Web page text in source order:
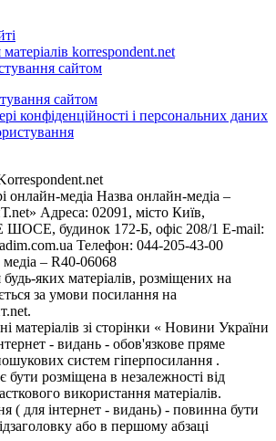
korrespondent.net
сайтом
сайтом
конфіденційності і персональних даних
онлайн-медіа Назва онлайн-медіа –
Адреса: 02091, місто Київ,
будинок 172-Б, офіс 208/1 E-mail:
Телефон: 044-205-43-00
медіа – R40-06068
яких матеріалів, розміщених на
за умови посилання на
матеріалів зі сторінки « Новини України
- видань - обов'язкове пряме
систем гіперпосилання .
розміщена в незалежності від
використання матеріалів.
( для інтернет - видань) - повинна бути
або в першому абзаці